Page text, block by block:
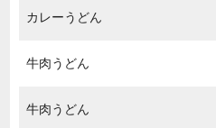
カレーうどん
牛肉うどん
牛肉うどん